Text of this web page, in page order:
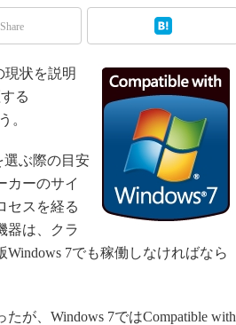
Share
現状を説明
る
。
選ぶ際の目安
カーのサイ
セスを経る
器は、クラ
7でも稼働しなければなら
が、Windows 7ではCompatible with